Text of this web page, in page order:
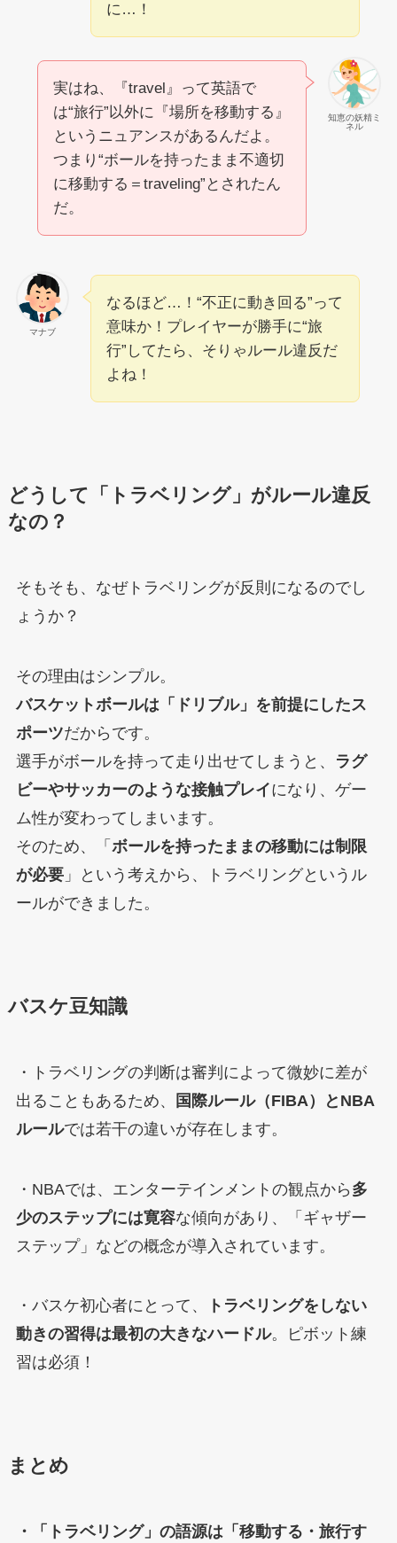
に…！
知恵の妖精ミ
ネル
実はね、『travel』って英語で
は“旅行”以外に『場所を移動する』
というニュアンスがあるんだよ。
つまり“ボールを持ったまま不適切
に移動する＝traveling”とされたん
だ。
マナブ
なるほど…！“不正に動き回る”って
意味か！プレイヤーが勝手に“旅
行”してたら、そりゃルール違反だ
よね！
どうして「トラベリング」がルール違反
なの？
そもそも、なぜトラベリングが反則になるのでし
ょうか？
その理由はシンプル。
バスケットボールは「ドリブル」を前提にしたス
ポーツだからです。
選手がボールを持って走り出せてしまうと、
ラグ
ビーやサッカーのような接触プレイになり、ゲー
ム性が変わってしまいます。
そのため、「 ボールを持ったままの移動には制限
が必要」という考えから、トラベリングというル
ールができました。
バスケ豆知識
・トラベリングの判断は審判によって微妙に差が
出ることもあるため、
国際ルール（FIBA）とNBA
ルールでは若干の違いが存在します。
・NBAでは、エンターテインメントの観点から 多
少のステップには寛容な傾向があり、「ギャザー
ステップ」などの概念が導入されています。
・バスケ初心者にとって、
トラベリングをしない
動きの習得は最初の大きなハードル。ピボット練
習は必須！
まとめ
・「トラベリング」の語源は「移動する・旅行す